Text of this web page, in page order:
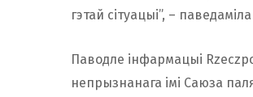
гэтай сітуацыі”, –
Паводле інфармацыі
непрызнанага імі Саюза